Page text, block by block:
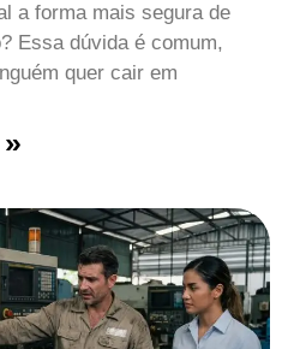
a forma mais segura de
Essa dúvida é comum,
quer cair em